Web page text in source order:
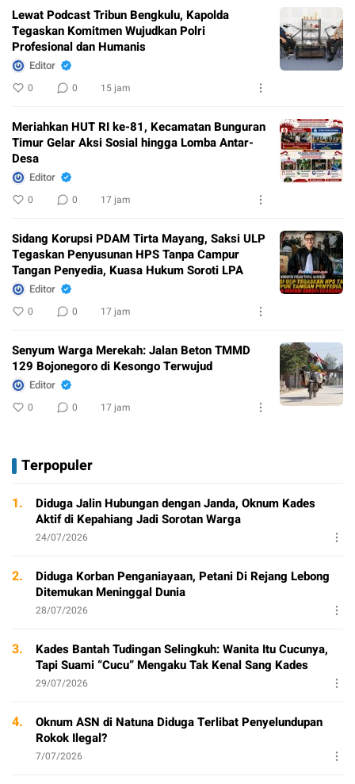
Lewat Podcast Tribun Bengkulu, Kapolda
Tegaskan Komitmen Wujudkan Polri
Profesional dan Humanis
Editor
0 0 15 jam
Meriahkan HUT RI ke-81, Kecamatan Bunguran
Timur Gelar Aksi Sosial hingga Lomba Antar-
Desa
Editor
0 0 17 jam
Sidang Korupsi PDAM Tirta Mayang, Saksi ULP
Tegaskan Penyusunan HPS Tanpa Campur
Tangan Penyedia, Kuasa Hukum Soroti LPA
Editor
0 0 17 jam
Senyum Warga Merekah: Jalan Beton TMMD
129 Bojonegoro di Kesongo Terwujud
Editor
0 0 17 jam
Terpopuler
1.
Diduga Jalin Hubungan dengan Janda, Oknum Kades
Aktif di Kepahiang Jadi Sorotan Warga
24/07/2026
2.
Diduga Korban Penganiayaan, Petani Di Rejang Lebong
Ditemukan Meninggal Dunia
28/07/2026
3.
Kades Bantah Tudingan Selingkuh: Wanita Itu Cucunya,
Tapi Suami “Cucu” Mengaku Tak Kenal Sang Kades
29/07/2026
4.
Oknum ASN di Natuna Diduga Terlibat Penyelundupan
Rokok Ilegal?
7/07/2026